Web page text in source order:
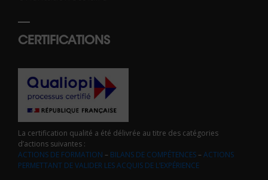
CERTIFICATIONS
La certification qualité a été délivrée au titre des catégories
d’actions suivantes :
ACTIONS DE FORMATION – BILANS DE COMPÉTENCES–ACTIONS
PERMETTANT DE VALIDER LES ACQUIS DE L’EXPÉRIENCE